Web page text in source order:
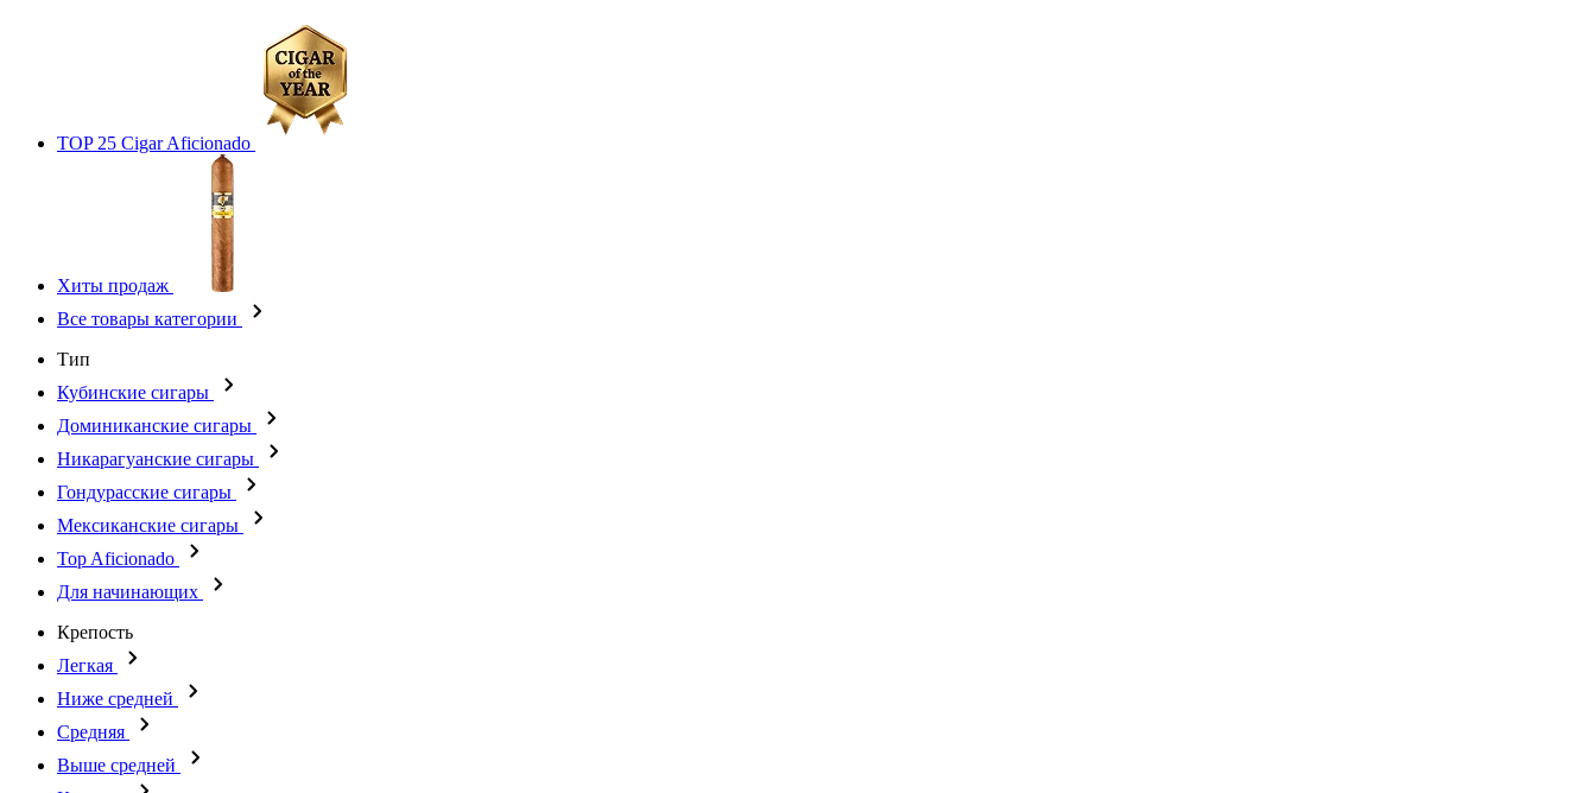
TOP 25 Cigar Aficionado
Хиты продаж
Все товары категории
Тип
Кубинские сигары
Доминиканские сигары
Никарагуанские сигары
Гондурасские сигары
Мексиканские сигары
Top Aficionado
Для начинающих
Крепость
Легкая
Ниже средней
Средняя
Выше средней